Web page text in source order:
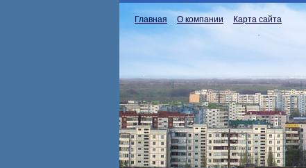
Главная О компании Карта сайта